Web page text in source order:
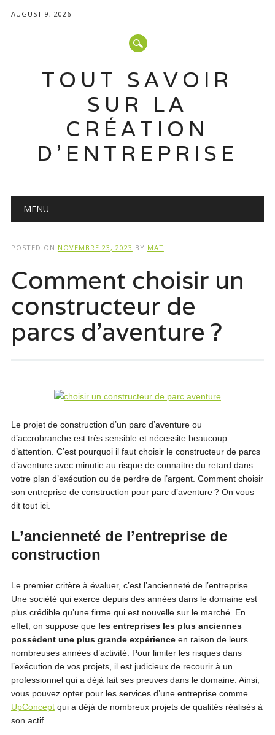
AUGUST 9, 2026
TOUT SAVOIR
SUR LA
CRÉATION
D'ENTREPRISE
Main menu
MENU
POSTED ON NOVEMBRE 23, 2023 BY MAT
Comment choisir un
constructeur de
parcs d’aventure ?
Le projet de construction d’un parc d’aventure ou
d’accrobranche est très sensible et nécessite beaucoup
d’attention. C’est pourquoi il faut choisir le constructeur de parcs
d’aventure avec minutie au risque de connaitre du retard dans
votre plan d’exécution ou de perdre de l’argent. Comment choisir
son entreprise de construction pour parc d’aventure ? On vous
dit tout ici.
L’ancienneté de l’entreprise de
construction
Le premier critère à évaluer, c’est l’ancienneté de l’entreprise.
Une société qui exerce depuis des années dans le domaine est
plus crédible qu’une firme qui est nouvelle sur le marché. En
effet, on suppose que les entreprises les plus anciennes
possèdent une plus grande expérienceen raison de leurs
nombreuses années d’activité. Pour limiter les risques dans
l’exécution de vos projets, il est judicieux de recourir à un
professionnel qui a déjà fait ses preuves dans le domaine. Ainsi,
vous pouvez opter pour les services d’une entreprise comme
UpConceptqui a déjà de nombreux projets de qualités réalisés à
son actif.